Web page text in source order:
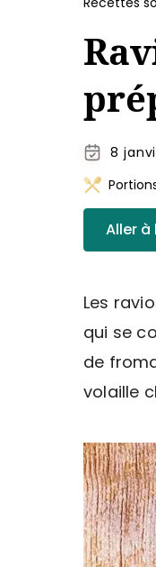
8
Aller
Les
qui se
de
volaille